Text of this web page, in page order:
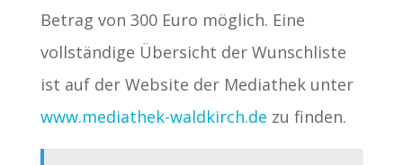
Betrag von 300 Euro möglich. Eine
vollständige Übersicht der Wunschliste
ist auf der Website der Mediathek unter
www.mediathek-waldkirch.de zu finden.